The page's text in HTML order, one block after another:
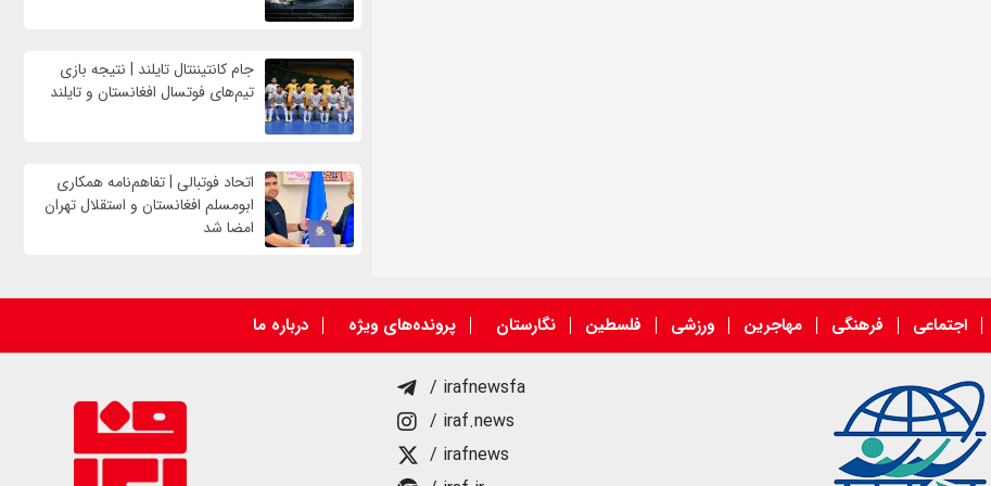
جام کانتیننتال تایلند | نتیجه بازی
تیم‌های فوتسال افغانستان و تایلند
اتحاد فوتبالی | تفاهم‌نامه همکاری
ابومسلم افغانستان و استقلال تهران
امضا شد
اجتماعی فرهنگی مهاجرین ورزشی فلسطین نگارستان پرونده‌های ویژه درباره ما
/ irafnewsfa
/ iraf.news
/ irafnews